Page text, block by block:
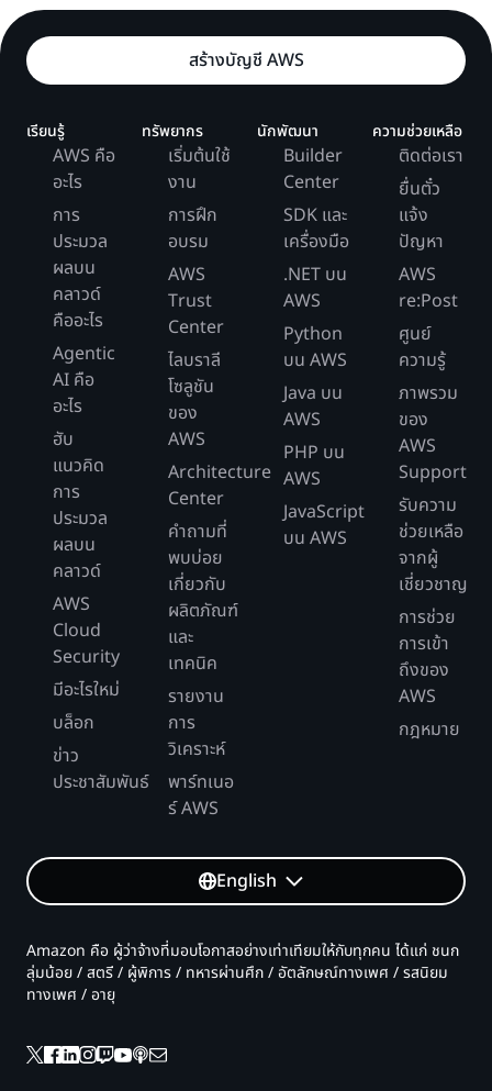
สร้างบัญชี AWS
เรียนรู้
AWS คือ
อะไร
การ
ประมวล
ผลบน
คลาวด์
คืออะไร
Agentic
AI คือ
อะไร
ฮับ
แนวคิด
การ
ประมวล
ผลบน
คลาวด์
AWS
Cloud
Security
มีอะไรใหม่
บล็อก
ข่าว
ประชาสัมพันธ์
ทรัพยากร
เริ่มต้นใช้
งาน
การฝึก
อบรม
AWS
Trust
Center
ไลบราลี
โซลูชัน
ของ
AWS
Architecture
Center
คำถามที่
พบบ่อย
เกี่ยวกับ
ผลิตภัณฑ์
และ
เทคนิค
รายงาน
การ
วิเคราะห์
พาร์ทเนอ
ร์ AWS
นักพัฒนา
Builder
Center
SDK และ
เครื่องมือ
.NET บน
AWS
Python
บน AWS
Java บน
AWS
PHP บน
AWS
JavaScript
บน AWS
ความช่วยเหลือ
ติดต่อเรา
ยื่นตั๋ว
แจ้ง
ปัญหา
AWS
re:Post
ศูนย์
ความรู้
ภาพรวม
ของ
AWS
Support
รับความ
ช่วยเหลือ
จากผู้
เชี่ยวชาญ
การช่วย
การเข้า
ถึงของ
AWS
กฎหมาย
English
Amazon คือ ผู้ว่าจ้างที่มอบโอกาสอย่างเท่าเทียมให้กับทุกคน ได้แก่ ชนก
ลุ่มน้อย / สตรี / ผู้พิการ / ทหารผ่านศึก / อัตลักษณ์ทางเพศ / รสนิยม
ทางเพศ / อายุ